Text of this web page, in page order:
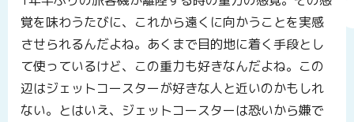
覚を味わうたびに、これから遠くに向かうことを実感
させられるんだよね。あくまで目的地に着く手段とし
て使っているけど、この重力も好きなんだよね。この
辺はジェットコースターが好きな人と近いのかもしれ
ない。とはいえ、ジェットコースターは恐いから嫌で